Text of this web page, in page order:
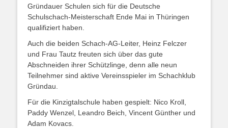
Gründauer Schulen sich für die Deutsche
Schulschach-Meisterschaft Ende Mai in Thüringen
qualifiziert haben.
Auch die beiden Schach-AG-Leiter, Heinz Felczer
und Frau Tautz freuten sich über das gute
Abschneiden ihrer Schützlinge, denn alle neun
Teilnehmer sind aktive Vereinsspieler im Schachklub
Gründau.
Für die Kinzigtalschule haben gespielt: Nico Kroll,
Paddy Wenzel, Leandro Beich, Vincent Günther und
Adam Kovacs.